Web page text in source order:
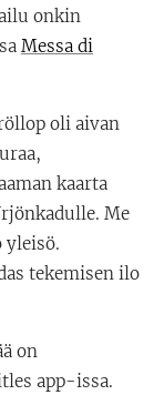
onkin
Messa di
oli aivan
kaarta
Me
tekemisen ilo
on
app-issa.